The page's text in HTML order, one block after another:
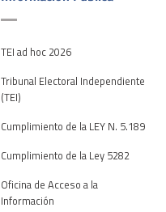
TEI ad hoc 2026
Tribunal Electoral Independiente
(TEI)
Cumplimiento de la LEY N. 5.189
Cumplimiento de la Ley 5282
Oficina de Acceso a la
Información